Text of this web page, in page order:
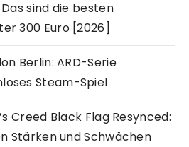
sind die besten
300 Euro [2026]
Berlin: ARD-Serie
Steam-Spiel
Creed Black Flag Resynced:
Stärken und Schwächen